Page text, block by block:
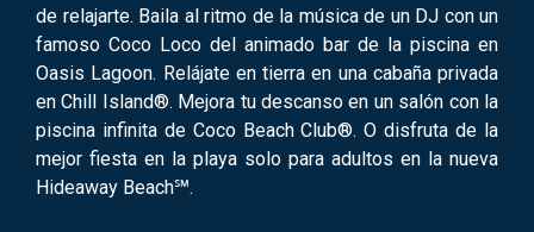
de relajarte. Baila al ritmo de la música de un DJ con un
famoso Coco Loco del animado bar de la piscina en
Oasis Lagoon. Relájate en tierra en una cabaña privada
en Chill Island®. Mejora tu descanso en un salón con la
piscina infinita de Coco Beach Club®. O disfruta de la
mejor fiesta en la playa solo para adultos en la nueva
Hideaway Beach℠.